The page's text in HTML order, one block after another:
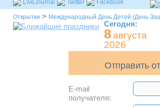
LiveJournal Twitter Facebook
Открытки > Международный День Детей (День
Сегодня:
8августа
2026
Отправить
E-mail
получателя: